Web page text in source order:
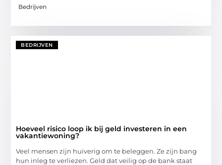
Bedrijven
BEDRIJVEN
Hoeveel risico loop ik bij geld investeren in een
vakantiewoning?
Veel mensen zijn huiverig om te beleggen. Ze zijn bang
hun inleg te verliezen. Geld dat veilig op de bank staat